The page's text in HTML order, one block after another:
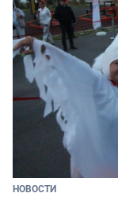
НОВОСТИ